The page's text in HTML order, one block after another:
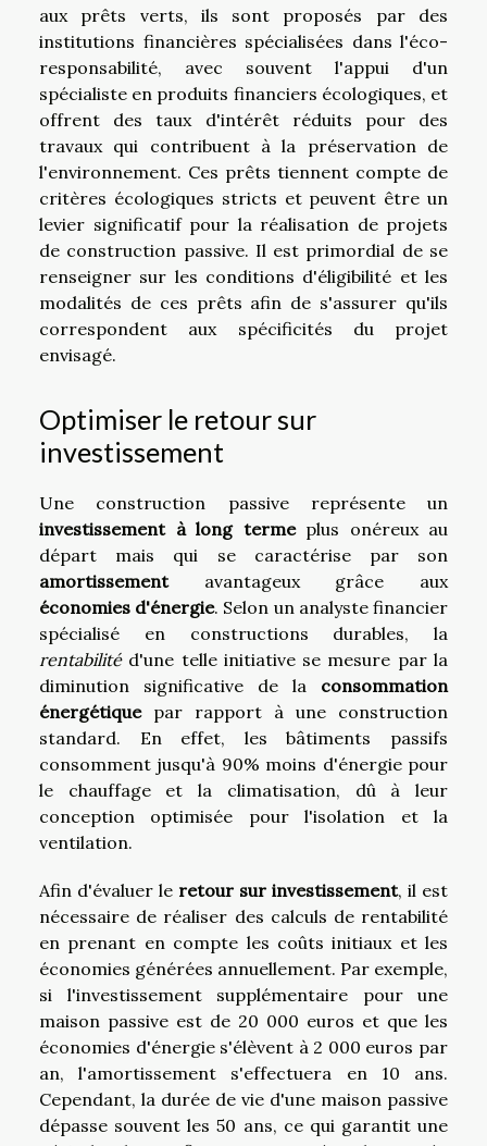
aux prêts verts, ils sont proposés par des
institutions financières spécialisées dans l'éco-
responsabilité, avec souvent l'appui d'un
spécialiste en produits financiers écologiques, et
offrent des taux d'intérêt réduits pour des
travaux qui contribuent à la préservation de
l'environnement. Ces prêts tiennent compte de
critères écologiques stricts et peuvent être un
levier significatif pour la réalisation de projets
de construction passive. Il est primordial de se
renseigner sur les conditions d'éligibilité et les
modalités de ces prêts afin de s'assurer qu'ils
correspondent aux spécificités du projet
envisagé.
Optimiser le retour sur
investissement
Une construction passive représente un
investissement à long termeplus onéreux au
départ mais qui se caractérise par son
amortissementavantageux grâce aux
économies d'énergie. Selon un analyste financier
spécialisé en constructions durables, la
rentabilitéd'une telle initiative se mesure par la
diminution significative de la consommation
énergétiquepar rapport à une construction
standard. En effet, les bâtiments passifs
consomment jusqu'à 90% moins d'énergie pour
le chauffage et la climatisation, dû à leur
conception optimisée pour l'isolation et la
ventilation.
Afin d'évaluer le retour sur investissement, il est
nécessaire de réaliser des calculs de rentabilité
en prenant en compte les coûts initiaux et les
économies générées annuellement. Par exemple,
si l'investissement supplémentaire pour une
maison passive est de 20 000 euros et que les
économies d'énergie s'élèvent à 2 000 euros par
an, l'amortissement s'effectuera en 10 ans.
Cependant, la durée de vie d'une maison passive
dépasse souvent les 50 ans, ce qui garantit une